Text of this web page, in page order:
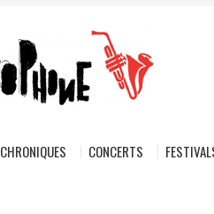
CHRONIQUES CONCERTS